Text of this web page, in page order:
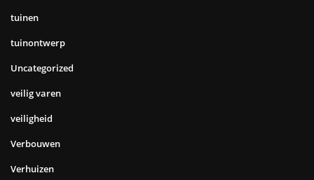
tuinen
tuinontwerp
Uncategorized
veilig varen
veiligheid
Verbouwen
Verhuizen